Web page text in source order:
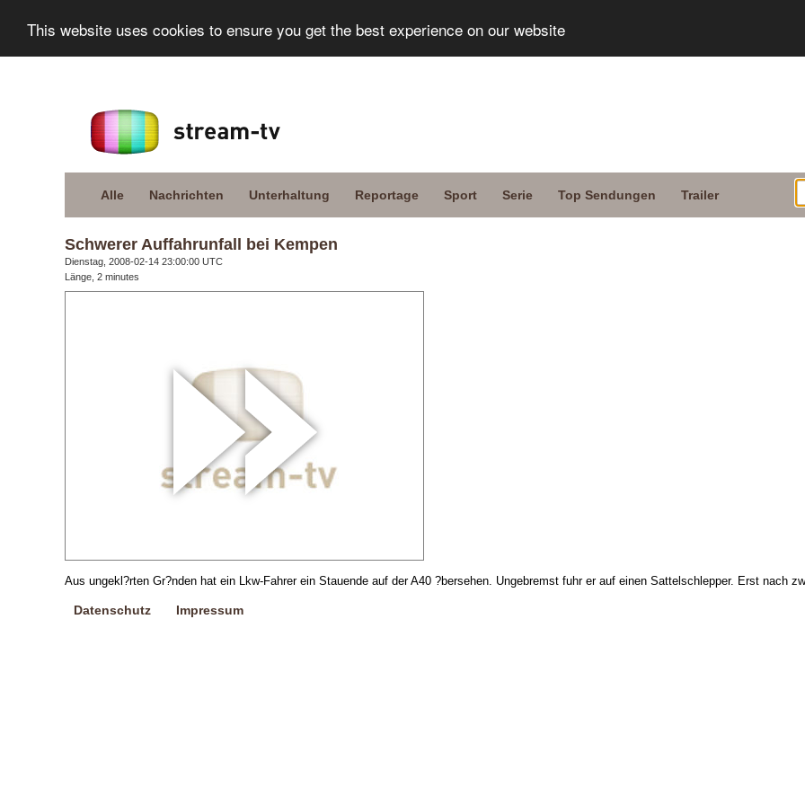
This website uses cookies to ensure you get the best experience on our website
Alle Nachrichten Unterhaltung Reportage Sport Serie Top Sendungen Trailer
Schwerer Auffahrunfall bei Kempen
Dienstag, 2008-02-14 23:00:00 UTC
Länge, 2 minutes
Aus ungekl?rten Gr?nden hat ein Lkw-Fahrer ein Stauende auf der A40 ?bersehen. Ungebremst fuhr er auf einen Sattelschlepper. Erst nach
Datenschutz Impressum